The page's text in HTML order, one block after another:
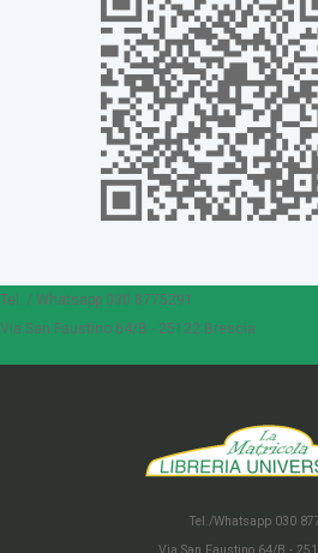
Tel. / Whatsapp 030 8775291
Via San Faustino 64/B - 25122 Brescia
Tel./Whatsapp 030